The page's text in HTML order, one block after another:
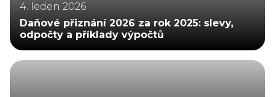
4. leden 2026
Daňové přiznání 2026 za rok 2025: slevy,
odpočty a příklady výpočtů